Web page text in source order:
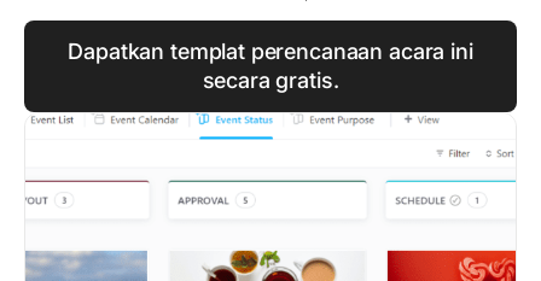
Dapatkan templat perencanaan acara ini
secara gratis.